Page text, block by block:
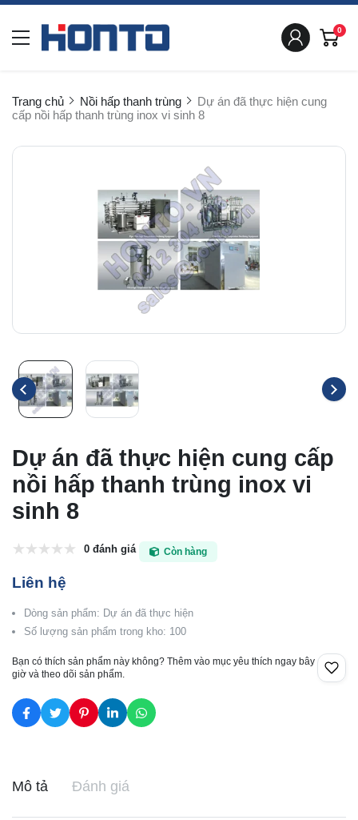
0
Trang chủ Nồi hấp thanh trùng
Dự án đã thực hiện cung
cấp nồi hấp thanh trùng inox vi sinh 8
Dự án đã thực hiện cung cấp
nồi hấp thanh trùng inox vi
sinh 8
0 đánh giá Còn hàng
Liên hệ
Dòng sản phẩm: Dự án đã thực hiện
Số lượng sản phẩm trong kho: 100
Bạn có thích sản phẩm này không? Thêm vào mục yêu thích ngay bây
giờ và theo dõi sản phẩm.
Mô tả Đánh giá